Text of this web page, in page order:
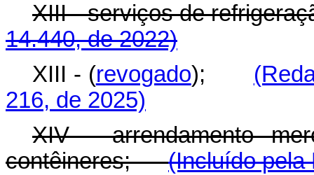
XIII - serviços de
14.440, de 2022)
XIII - (revogado);
216, de 2025)
XIV - arrendamento
contêineres;(Incluído pela